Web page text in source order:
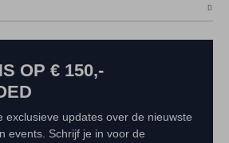
OP € 150,-
exclusieve updates over de nieuwste
events. Schrijf je in voor de